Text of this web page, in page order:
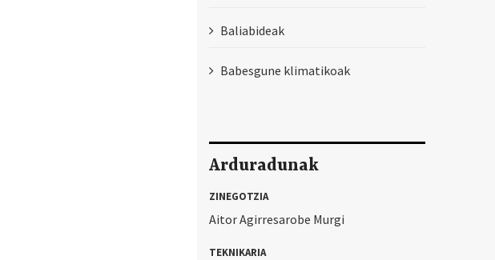
Baliabideak
Babesgune klimatikoak
Arduradunak
ZINEGOTZIA
Aitor Agirresarobe Murgi
TEKNIKARIA